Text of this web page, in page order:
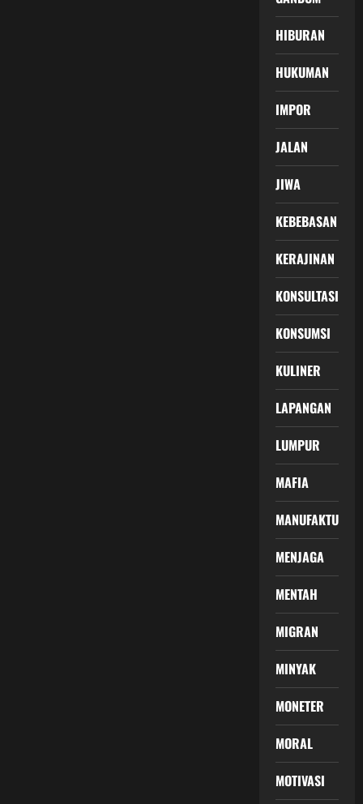
HIBURAN
HUKUMAN
IMPOR
JALAN
JIWA
KEBEBASAN
KERAJINAN
KONSULTASI
KONSUMSI
KULINER
LAPANGAN
LUMPUR
MAFIA
MANUFAKTUR
MENJAGA
MENTAH
MIGRAN
MINYAK
MONETER
MORAL
MOTIVASI